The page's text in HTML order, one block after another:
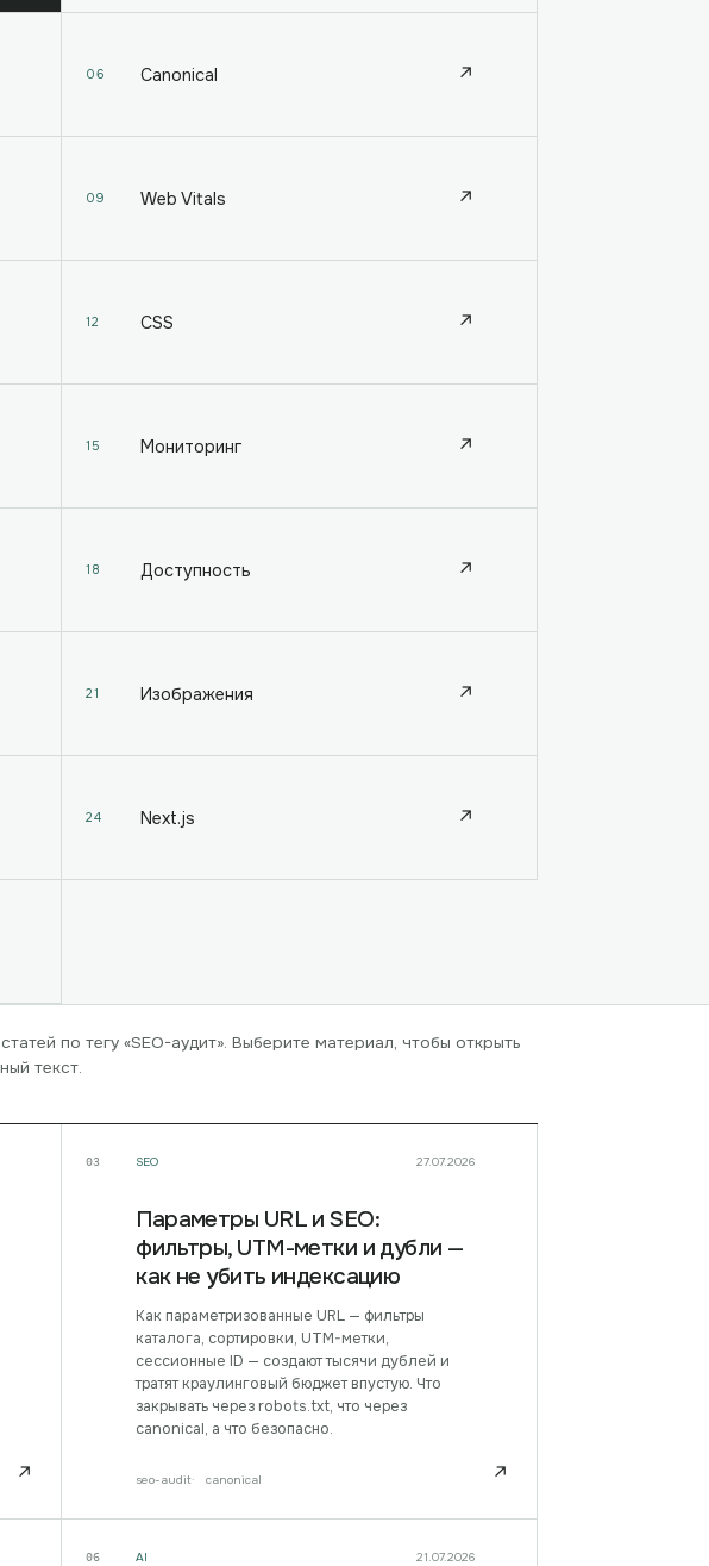
06 Canonical ↗
09 Web Vitals ↗
12 CSS ↗
15 Мониторинг ↗
18 Доступность ↗
21 Изображения ↗
24 Next.js ↗
по тегу «SEO-аудит». Выберите материал, чтобы открыть
текст.
↗
03 SEO 27.07.2026
Параметры URL и SEO:
фильтры, UTM-метки и дубли —
как не убить индексацию
Как параметризованные URL — фильтры
каталога, сортировки, UTM-метки,
сессионные ID — создают тысячи дублей и
тратят краулинговый бюджет впустую. Что
закрывать через robots.txt, что через
canonical, а что безопасно.
seo-audit canonical ↗
06 AI 21.07.2026